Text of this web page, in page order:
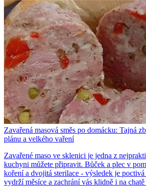
Zavařená masová směs po domácku: Tajná
plánu a velkého vaření
Zavařené maso ve sklenici je jedna z
kuchyni můžete připravit. Bůček a plec v
koření a dvojitá sterilace - výsledek je poctivá
vydrží měsíce a zachrání vás klidně i na